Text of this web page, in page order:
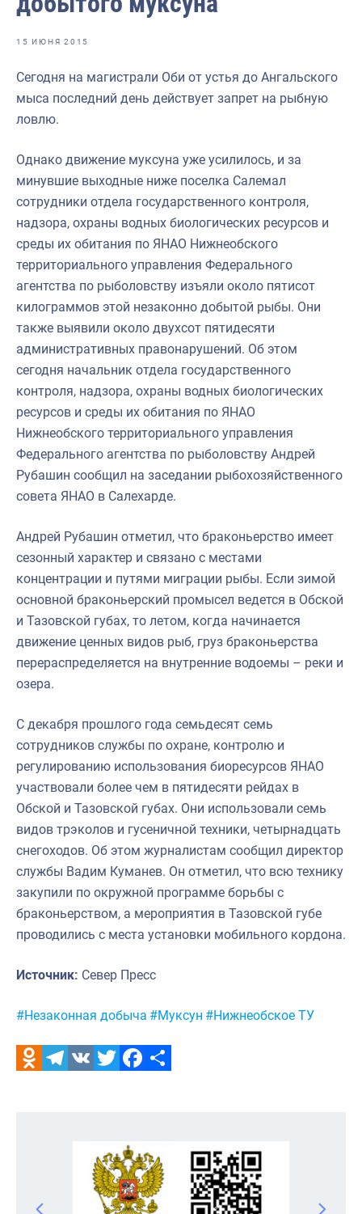
Отраслевые СМИ
Выставки и конференции
Научно-практическая литература
Рыбоохрана России
Инфографика
Укрепление духовно-нравственных ценностей
15 ИЮНЯ 2015
Сегодня на магистрали Оби от устья до Ангальского
мыса последний день действует запрет на рыбную
ловлю.
Однако движение муксуна уже усилилось, и за
минувшие выходные ниже поселка Салемал
сотрудники отдела государственного контроля,
надзора, охраны водных биологических ресурсов и
среды их обитания по ЯНАО Нижнеобского
территориального управления Федерального
агентства по рыболовству изъяли около пятисот
килограммов этой незаконно добытой рыбы. Они
также выявили около двухсот пятидесяти
административных правонарушений. Об этом
сегодня начальник отдела государственного
контроля, надзора, охраны водных биологических
ресурсов и среды их обитания по ЯНАО
Нижнеобского территориального управления
Федерального агентства по рыболовству Андрей
Рубашин сообщил на заседании рыбохозяйственного
совета ЯНАО в Салехарде.
Андрей Рубашин отметил, что браконьерство имеет
сезонный характер и связано с местами
концентрации и путями миграции рыбы. Если зимой
основной браконьерский промысел ведется в Обской
и Тазовской губах, то летом, когда начинается
движение ценных видов рыб, груз браконьерства
перераспределяется на внутренние водоемы – реки и
озера.
С декабря прошлого года семьдесят семь
сотрудников службы по охране, контролю и
регулированию использования биоресурсов ЯНАО
участвовали более чем в пятидесяти рейдах в
Обской и Тазовской губах. Они использовали семь
видов трэколов и гусеничной техники, четырнадцать
снегоходов. Об этом журналистам сообщил директор
службы Вадим Куманев. Он отметил, что всю технику
закупили по окружной программе борьбы с
браконьерством, а мероприятия в Тазовской губе
проводились с места установки мобильного кордона.
Источник: Север Пресс
Метки:
#Незаконная добыча #Муксун #Нижнеобское ТУ